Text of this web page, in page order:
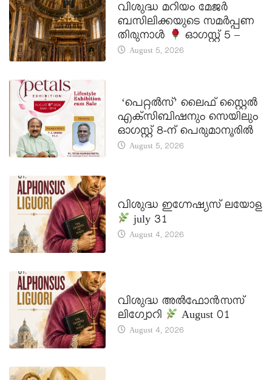
വിശുദ്ധ മറിയം മേജർ
ബസിലിക്കയുടെ സമർപ്പണ
തിരുനാൾ
ഓഗസ്റ്റ് 5 –
August 5, 2026
‘പെറ്റൽസ്’ ലൈഫ് സ്റ്റൈൽ
എക്സിബിഷനും സെയിലും
ഓഗസ്റ്റ് 8-ന് പെരുമാനൂരിൽ
August 5, 2026
വിശുദ്ധ ഇഗ്നേഷ്യസ് ലയോള
july 31
August 4, 2026
വിശുദ്ധ അൽഫോൻസസ്
ലിഗ്വോറി
August 01
August 4, 2026